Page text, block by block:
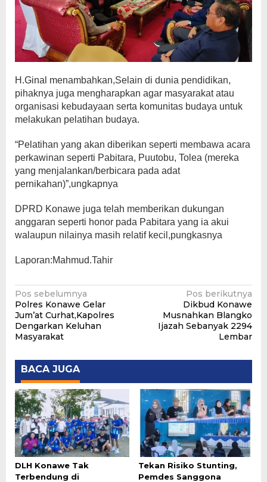
H.Ginal menambahkan,Selain di dunia pendidikan,
pihaknya juga mengharapkan agar masyarakat atau
organisasi kebudayaan serta komunitas budaya untuk
melakukan pelatihan budaya.
“Pelatihan yang akan diberikan seperti membawa acara
perkawinan seperti Pabitara, Puutobu, Tolea (mereka
yang menjalankan/berbicara pada adat
pernikahan)”,ungkapnya
DPRD Konawe juga telah memberikan dukungan
anggaran seperti honor pada Pabitara yang ia akui
walaupun nilainya masih relatif kecil,pungkasnya
Laporan:Mahmud.Tahir
Navigasi
pos
Pos sebelumnya
Polres Konawe Gelar
Jum’at Curhat,Kapolres
Dengarkan Keluhan
Masyarakat
Pos berikutnya
Dikbud Konawe
Musnahkan Blangko
Ijazah Sebanyak 2294
Lembar
BACA JUGA
DLH Konawe Tak
Terbendung di
Tekan Risiko Stunting,
Pemdes Sanggona